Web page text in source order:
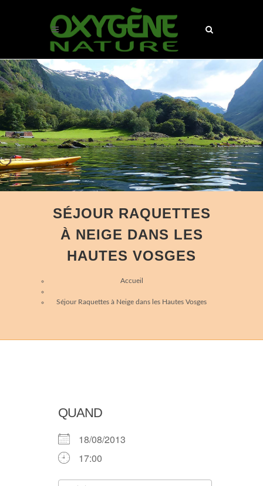
SÉJOUR RAQUETTES
À NEIGE DANS LES
HAUTES VOSGES
Accueil
Séjour Raquettes à Neige dans les Hautes Vosges
QUAND
18/08/2013
17:00